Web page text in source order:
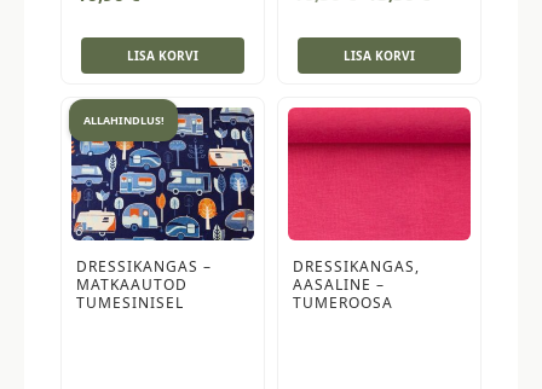
LISA KORVI
oli:
16,50 €.
is:
LISA KORVI
ALLAHINDLUS!
DRESSIKANGAS –
MATKAAUTOD
TUMESINISEL
DRESSIKANGAS,
AASALINE –
TUMEROOSA